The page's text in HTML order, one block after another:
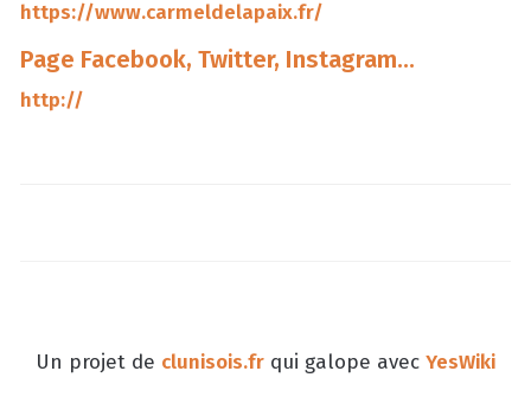
https://www.carmeldelapaix.fr/
Page Facebook, Twitter, Instagram...
http://
Un projet de clunisois.fr qui galope avec YesWiki